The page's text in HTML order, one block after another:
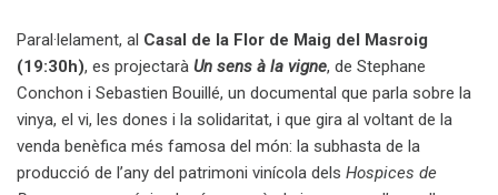
Paral·lelament, al Casal de la Flor de Maig del Masroig
(19:30h), es projectarà Un sens à la vigne, de Stephane
Conchon i Sebastien Bouillé, un documental que parla sobre la
vinya, el vi, les dones i la solidaritat, i que gira al voltant de la
venda benèfica més famosa del món: la subhasta de la
producció de l’any del patrimoni vinícola dels Hospices de